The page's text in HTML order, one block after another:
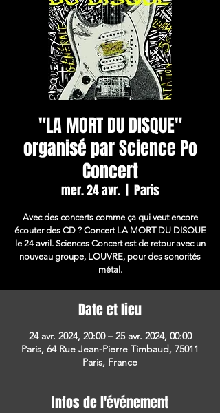
"LA MORT DU DISQUE"
organisé par Science Po
Concert
mer. 24 avr.
  |
Paris
Avec des concerts comme ça qui veut encore
écouter des CD ? Concert LA MORT DU DISQUE
le 24 avril. Sciences Concert est de retour avec un
nouveau groupe, LOUVRE, pour des sonorités
métal.
Date et lieu
24 avr. 2024, 20:00 – 25 avr. 2024, 00:00
Paris, 64 Rue Jean-Pierre Timbaud, 75011
Paris, France
Infos de l'événement